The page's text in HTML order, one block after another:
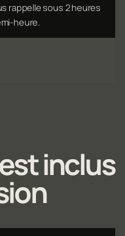
rappelle sous 2 heures
heure.
inclus